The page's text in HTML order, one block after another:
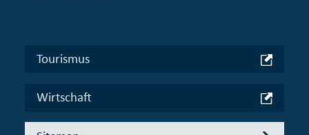
Tourismus
Wirtschaft